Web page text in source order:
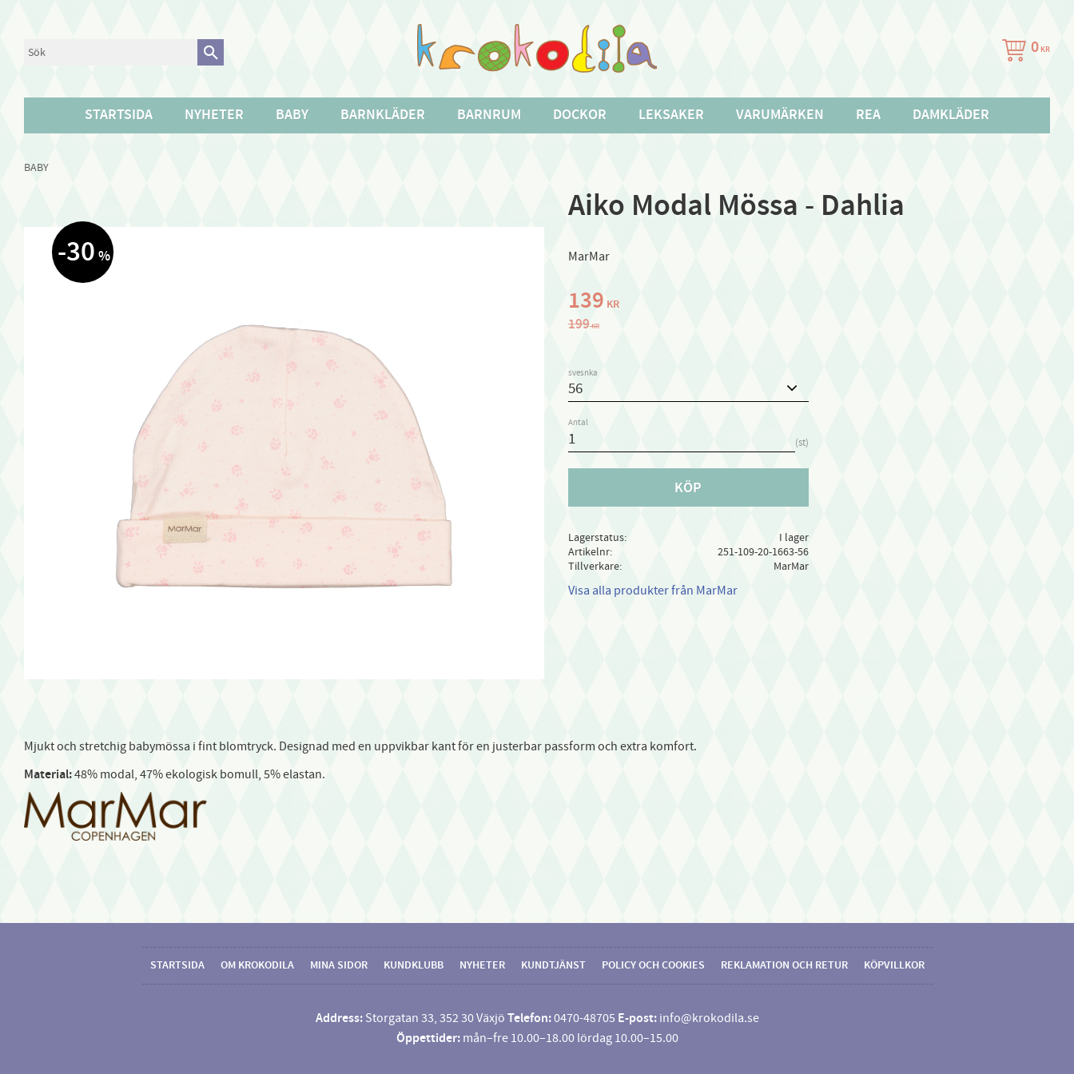
0 KR
STARTSIDA NYHETER BABY BARNKLÄDER BARNRUM DOCKOR LEKSAKER VARUMÄRKEN REA DAMKLÄDER
BABY
Aiko Modal Mössa - Dahlia
MarMar
30 %
Nedsatt pris:
139 KR
Ordinarie pris:
199KR
svesnka
Antal
st
KÖP
Lagerstatus
I lager
Artikelnr
251-109-20-1663-56
Tillverkare
MarMar
Visa alla produkter från MarMar
Mjukt och stretchig babymössa i fint blomtryck. Designad med en uppvikbar kant för en justerbar passform och extra komfort.
Material:48% modal, 47% ekologisk bomull, 5% elastan.
STARTSIDA OM KROKODILA MINA SIDOR KUNDKLUBB NYHETER KUNDTJÄNST POLICY OCH COOKIES REKLAMATION OCH RETUR KÖPVILLKOR
Address:Storgatan 33, 352 30 Växjö Telefon:0470-48705 E-post: info@krokodila.se
Öppettider:mån–fre 10.00–18.00 lördag 10.00–15.00